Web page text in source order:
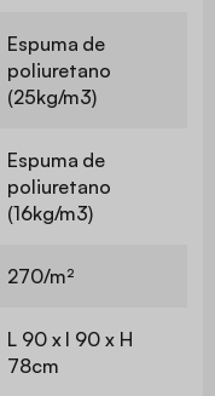
Espuma de
poliuretano
(25kg/m3)
Espuma de
poliuretano
(16kg/m3)
270/m²
L 90 x l 90 x H
78cm